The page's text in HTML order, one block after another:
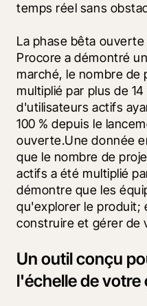
temps réel sans
La phase bêta ouverte
Procore a démontré
marché, le nombre
multiplié par plus de
d'utilisateurs actifs
100 % depuis le
ouverte.Une donnée
que le nombre de
actifs a été multiplié
démontre que les
qu'explorer le produit;
construire et gérer de
Un outil conçu
l'échelle de votre